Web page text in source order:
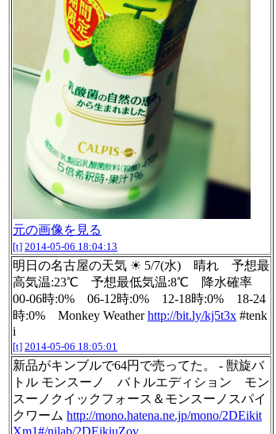
元の画像を見る
[t] 2014-05-06 18:04:13
明日の名古屋の天気 ☀ 5/7(水) 晴れ 予想最
高気温:23℃ 予想最低気温:8℃ 降水確率
00-06時:0% 06-12時:0% 12-18時:0% 18-24
時:0% Monkey Weatherhttp://bit.ly/kj5t3x #tenk
i
[t] 2014-05-06 18:05:01
新品がキンブルで64円で売ってた。 - 獣旋バ
トル モンスーノ バトルエディション モン
スーノクイックフォース＆モンスーノスパイ
クワーム http://mono.hatena.ne.jp/mono/2DEikit